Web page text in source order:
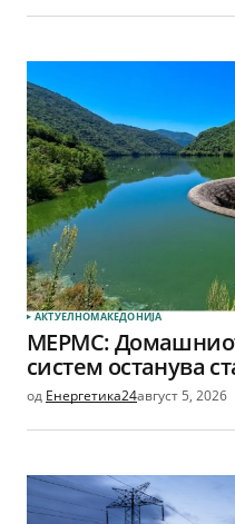
АКТУЕЛНОМАКЕДОНИЈА
МЕРМС: Домашниот
систем останува
од Енергетика24август 5, 2026